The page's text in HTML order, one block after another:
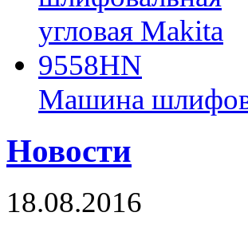
Машина
Новости
18.08.2016